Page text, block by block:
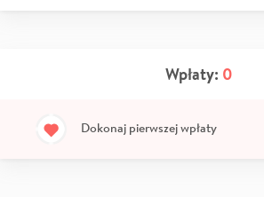
Wpłaty: 0
Dokonaj pierwszej wpłaty